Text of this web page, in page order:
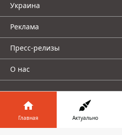
Украина
Реклама
Пресс-релизы
О нас
Главная Актуально